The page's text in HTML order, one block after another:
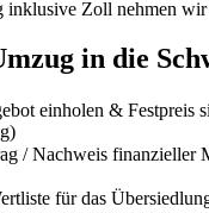
in die
ab
wir von Berlin in die
und einen
. Auf Wunsch
Halteverbotszone in